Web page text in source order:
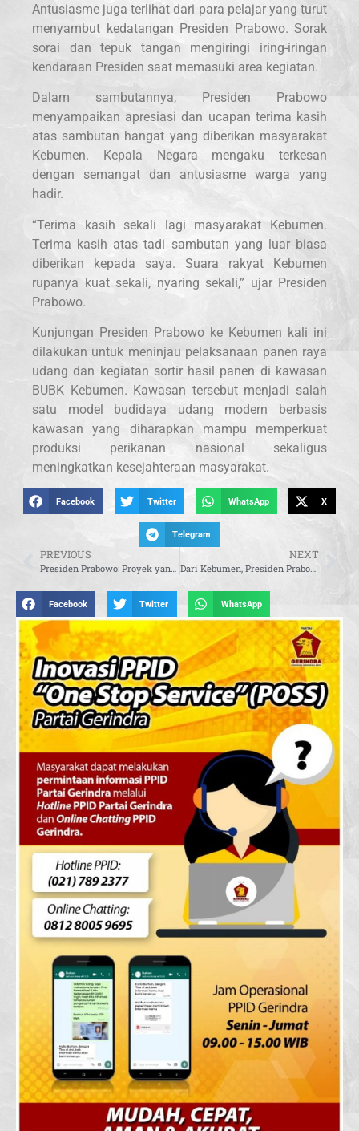
Antusiasme juga terlihat dari para pelajar yang turut
menyambut kedatangan Presiden Prabowo. Sorak
sorai dan tepuk tangan mengiringi iring-iringan
kendaraan Presiden saat memasuki area kegiatan.
Dalam sambutannya, Presiden Prabowo
menyampaikan apresiasi dan ucapan terima kasih
atas sambutan hangat yang diberikan masyarakat
Kebumen. Kepala Negara mengaku terkesan
dengan semangat dan antusiasme warga yang
hadir.
“Terima kasih sekali lagi masyarakat Kebumen.
Terima kasih atas tadi sambutan yang luar biasa
diberikan kepada saya. Suara rakyat Kebumen
rupanya kuat sekali, nyaring sekali,” ujar Presiden
Prabowo.
Kunjungan Presiden Prabowo ke Kebumen kali ini
dilakukan untuk meninjau pelaksanaan panen raya
udang dan kegiatan sortir hasil panen di kawasan
BUBK Kebumen. Kawasan tersebut menjadi salah
satu model budidaya udang modern berbasis
kawasan yang diharapkan mampu memperkuat
produksi perikanan nasional sekaligus
meningkatkan kesejahteraan masyarakat.
Facebook Twitter WhatsApp X
Telegram
PREVIOUS
Presiden Prabowo: Proyek yang Didukung Pemerintah Harus Hasilkan Nilai Tambah dan Pekerjaan
NEXT
Dari Kebumen, Presiden Prabowo Tegaskan Swasembada Pangan dan Perang Melawan Kebocoran SDA
Facebook Twitter WhatsApp